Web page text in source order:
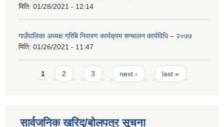
मिति: 01/28/2021 - 12:14
गाउँपालिका अध्यक्ष गरिबि निवारण कार्यक्रम सन्चालन कार्यविधि – २०७७
मिति: 01/26/2021 - 11:47
Pages
1 2 3 next › last »
सार्वजनिक खरिद/बोलपत्र सूचना